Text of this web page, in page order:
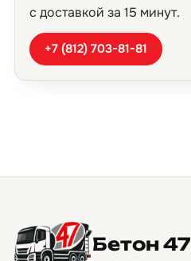
с доставкой за 15 минут.
+7 (812) 703-81-81
Бетон 47